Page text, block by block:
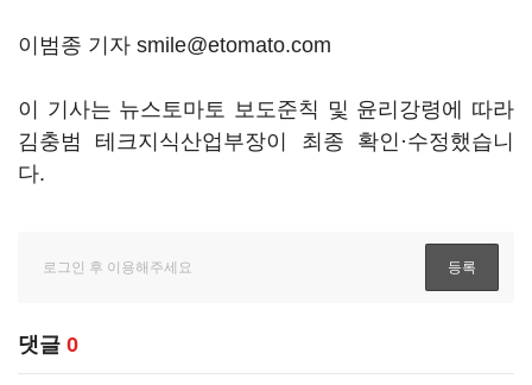
이범종 기자 smile@etomato.com
이 기사는 뉴스토마토 보도준칙 및 윤리강령에 따라
김충범 테크지식산업부장이 최종 확인·수정했습니
다.
댓글 0